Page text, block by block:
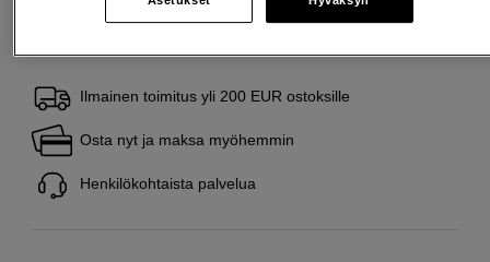
Ilmainen toimitus yli 200 EUR ostoksille
Osta nyt ja maksa myöhemmin
Henkilökohtaista palvelua